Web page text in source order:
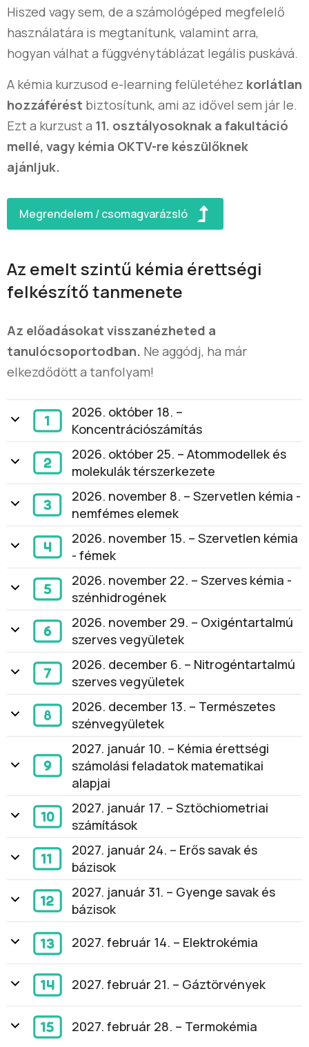
Hiszed vagy sem, de a számológéped megfelelő
használatára is megtanítunk, valamint arra,
hogyan válhat a függvénytáblázat legális puskává.
A kémia kurzusod e-learning felületéhez korlátlan
hozzáférést biztosítunk, ami az idővel sem jár le.
Ezt a kurzust a 11. osztályosoknak a fakultáció
mellé, vagy kémia OKTV-re készülőknek
ajánljuk.
Megrendelem / csomagvarázsló
Az emelt szintű kémia érettségi
felkészítő tanmenete
Az előadásokat visszanézheted a
tanulócsoportodban. Ne aggódj, ha már
elkezdődött a tanfolyam!
2026. október 18. –
Koncentrációszámítás
2026. október 25. – Atommodellek és
molekulák térszerkezete
2026. november 8. – Szervetlen kémia -
nemfémes elemek
2026. november 15. – Szervetlen kémia
- fémek
2026. november 22. – Szerves kémia -
szénhidrogének
2026. november 29. – Oxigéntartalmú
szerves vegyületek
2026. december 6. – Nitrogéntartalmú
szerves vegyületek
2026. december 13. – Természetes
szénvegyületek
2027. január 10. – Kémia érettségi
számolási feladatok matematikai
alapjai
2027. január 17. – Sztöchiometriai
számítások
2027. január 24. – Erős savak és
bázisok
2027. január 31. – Gyenge savak és
bázisok
2027. február 14. – Elektrokémia
2027. február 21. – Gáztörvények
2027. február 28. – Termokémia